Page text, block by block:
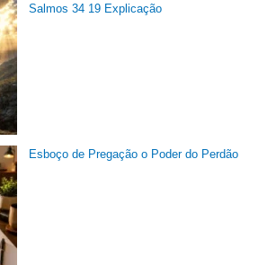
Salmos 34 19 Explicação
Esboço de Pregação o Poder do Perdão